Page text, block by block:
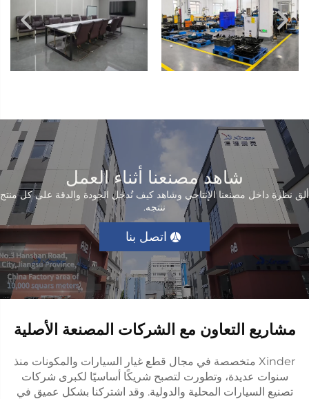
الأساسية. وقد شارعت في دعم وتنظيم مختلف الأنشطة الميسرة
والفعاليات الرياضية الكبرى في الصين، مثل دورة الألعاب الأولمبية بكين
2008، وألعاب آسيا قوانغتشو 2010، وألعاب آسيا هانغتشو 2022،
والأولمبياد الشتوي بكين 2022، كما قدّمت تدريبًا مجانيًا للموظفين
وتبرعات بمنتجات اجتماعية لاتحاد الأشخاص ذوي الإعاقة. وتحرص الشركة
على عرض مرافق عملية وميسرة أمام الجمهور، مما يمكّن الأشخاص
شاهد مصنعنا أثناء العمل
ألق نظرة داخل مصنعنا الإنتاجي وشاهد كيف نُدخل الجودة والدقة على كل منتج
ننتجه.
اتصل بنا
مشاريع التعاون مع الشركات المصنعة الأصلية
Xinder متخصصة في مجال قطع غيار السيارات والمكونات منذ
سنوات عديدة، وتطورت لتصبح شريكًا أساسيًا لكبرى شركات
تصنيع السيارات المحلية والدولية. وقد اشتركنا بشكل عميق في